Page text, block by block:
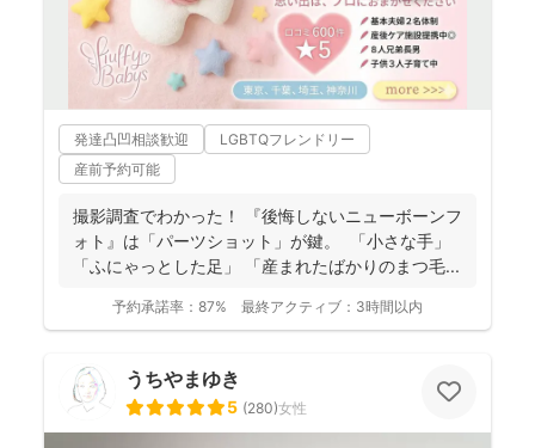
発達凸凹相談歓迎
LGBTQフレンドリー
産前予約可能
撮影調査でわかった！ 『後悔しないニューボーンフ
ォト』は「パーツショット」が鍵。 「小さな手」
「ふにゃっとした足」 「産まれたばかりのまつ毛...
予約承諾率： 87% 最終アクティブ： 3時間以内
うちやまゆき
5 (280)女性